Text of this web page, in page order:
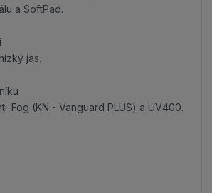
a SoftPad.
jas.
Fog (KN - Vanguard PLUS) a UV400.